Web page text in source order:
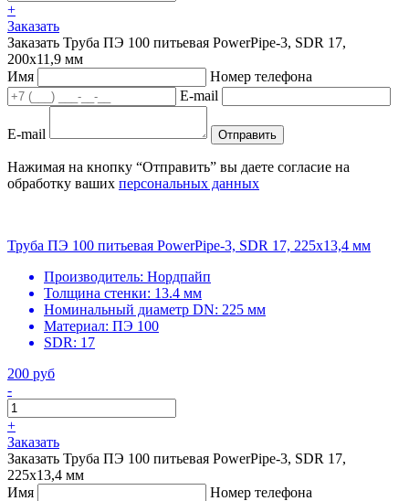
+
Заказать
Заказать Труба ПЭ 100 питьевая PowerPipe-3, SDR 17,
200х11,9 мм
Имя
Номер телефона
E-mail
E-mail Отправить
Нажимая на кнопку “Отправить” вы даете согласие на
обработку ваших персональных данных
Труба ПЭ 100 питьевая PowerPipe-3, SDR 17, 225х13,4 мм
Производитель: Нордпайп
Толщина стенки: 13.4 мм
Номинальный диаметр DN: 225 мм
Материал: ПЭ 100
SDR: 17
200 руб
-
+
Заказать
Заказать Труба ПЭ 100 питьевая PowerPipe-3, SDR 17,
225х13,4 мм
Имя
Номер телефона